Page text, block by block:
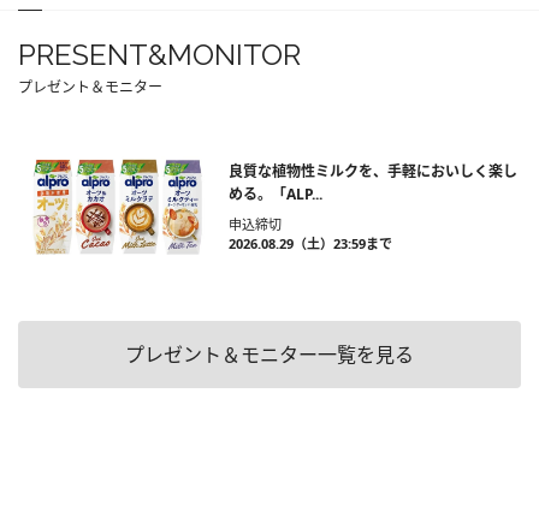
PRESENT&MONITOR
プレゼント＆モニター
良質な植物性ミルクを、手軽においしく楽し
める。「ALP...
申込締切
2026.08.29（土）23:59まで
プレゼント＆モニター一覧を見る